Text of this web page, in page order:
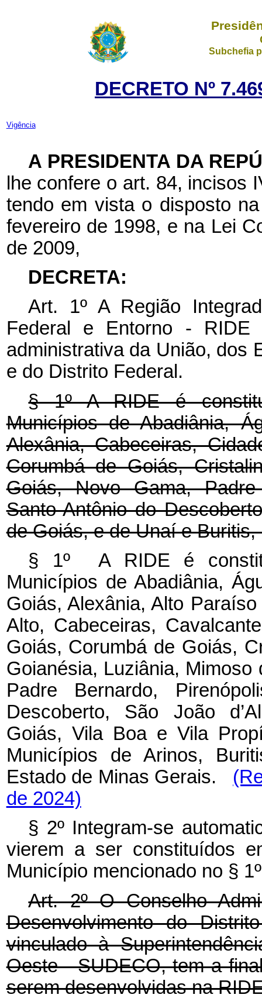
Subchefia
DECRETO Nº
Vigência
A PRESIDENTA DA
lhe confere o art. 84, incisos
tendo em vista o disposto
fevereiro de 1998, e na Lei
de 2009,
DECRETA:
Art. 1º A Região
Federal e Entorno - RIDE
administrativa da União, dos
e do Distrito Federal.
§ 1º A RIDE é
Municípios de Abadiânia,
Alexânia, Cabeceiras,
Corumbá de Goiás,
Goiás, Novo Gama, Padre
Santo Antônio do
de Goiás, e de Unaí e
§ 1º A RIDE é
Municípios de Abadiânia,
Goiás, Alexânia, Alto
Alto, Cabeceiras,
Goiás, Corumbá de Goiás,
Goianésia, Luziânia,
Padre Bernardo,
Descoberto, São João
Goiás, Vila Boa e Vila
Municípios de Arinos,
Estado de Minas Gerais.
de 2024)
§ 2º Integram-se
vierem a ser constituídos
Município mencionado no §
Art. 2º O Conselho
Desenvolvimento do
vinculado à
Oeste - SUDECO, tem a
serem desenvolvidas na